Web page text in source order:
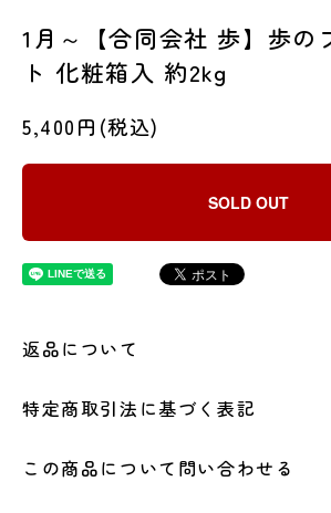
1月～【合同会社 歩】歩の
ト 化粧箱入 約2kg
5,400円(税込)
SOLD OUT
返品について
特定商取引法に基づく表記
この商品について問い合わせる